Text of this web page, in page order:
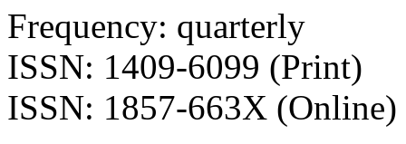
Frequency: quarterly
ISSN: 1409-6099 (Print)
ISSN: 1857-663X (Online)